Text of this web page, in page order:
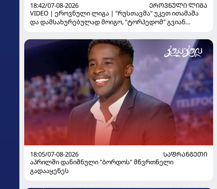
18:42/07-08-2026
ᲔᲠᲝᲕᲜᲣᲚᲘ ᲚᲘᲒᲐ
VIDEO | ეროვნული ლიგა | "რუსთავმა" უკეთ ითამაშა
და დამსახურებულად მოიგო, "ტორპედომ" გვიან
18:05/07-08-2026
ᲡᲐᲤᲠᲐᲜᲒᲔᲗᲘ
აპრილში დანიშნული "ბორდოს" მწვრთნელი
გადააყენეს